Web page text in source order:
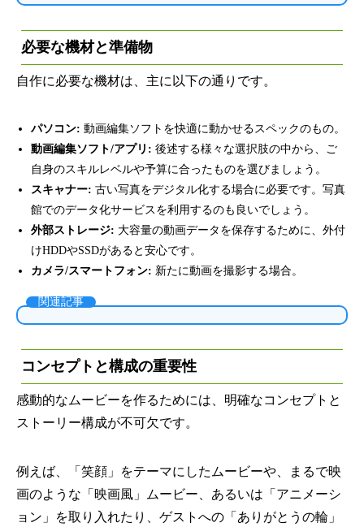
必要な機材と準備物
自作に必要な機材は、主に以下の通りです。
パソコン: 動画編集ソフトを快適に動かせるスペックのもの。
動画編集ソフト/アプリ: 後述する様々な選択肢の中から、ご
自身のスキルレベルや予算に合ったものを選びましょう。
スキャナー: 古い写真をデジタル化する場合に必要です。写真
館でのデータ化サービスを利用するのも良いでしょう。
外部ストレージ: 大容量の動画データを保存するために、外付
けHDDやSSDがあると安心です。
カメラ/スマートフォン: 新たに動画を撮影する場合。
関連記事
コンセプトと構成の重要性
感動的なムービーを作るためには、明確なコンセプトと
ストーリー構成が不可欠です。
例えば、「笑顔」をテーマにしたムービーや、まるで映
画のような「映画風」ムービー、あるいは「アニメーシ
ョン」を取り入れたり、ゲストへの「ありがとうの輪」